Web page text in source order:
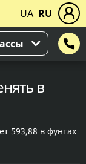
UA RU
в
593,88 в фунтах